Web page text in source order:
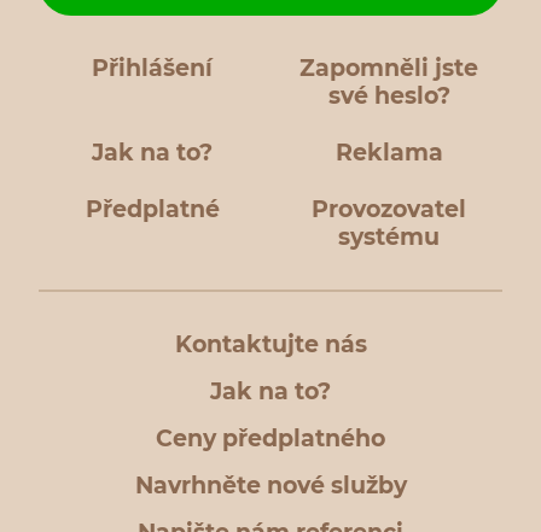
Přihlášení
Zapomněli jste
své heslo?
Jak na to? Reklama
Předplatné
Provozovatel
systému
Kontaktujte nás
Jak na to?
Ceny předplatného
Navrhněte nové služby